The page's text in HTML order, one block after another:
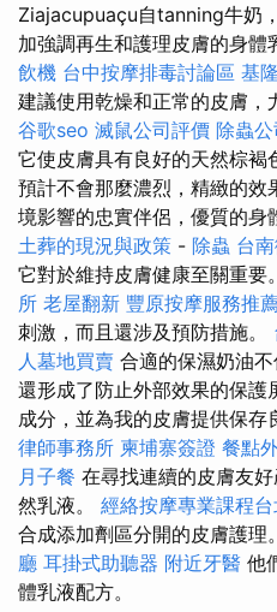
Ziajacupuaçu自tanning牛奶
加強調再生和護理皮膚的身體
飲機 台中按摩排毒討論區 基
建議使用乾燥和正常的皮膚，
谷歌seo 滅鼠公司評價 除蟲公
它使皮膚具有良好的天然棕褐
預計不會那麼濃烈，精緻的效
境影響的忠實伴侶，優質的身
土葬的現況與政策 - 除蟲 台
它對於維持皮膚健康至關重要
所 老屋翻新 豐原按摩服務推
刺激，而且還涉及預防措施。
人墓地買賣 合適的保濕奶油
還形成了防止外部效果的保
成分，並為我的皮膚提供保存
律師事務所 柬埔寨簽證 餐點
月子餐 在尋找連續的皮膚友
然乳液。 經絡按摩專業課程
合成添加劑區分開的皮膚護理
廳 耳掛式助聽器 附近牙醫 他
體乳液配方。